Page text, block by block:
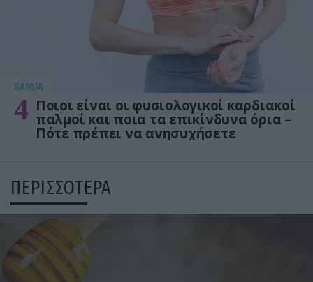
KΑΡΔΙΑ
4 Ποιοι είναι οι φυσιολογικοί καρδιακοί
παλμοί και ποια τα επικίνδυνα όρια –
Πότε πρέπει να ανησυχήσετε
ΠΕΡΙΣΣΟΤΕΡΑ